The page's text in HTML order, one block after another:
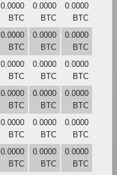
0.0000
BTC
0.0000
BTC
0.0000
BTC
0.0000
BTC
0.0000
BTC
0.0000
BTC
0.0000
BTC
0.0000
BTC
0.0000
BTC
0.0000
BTC
0.0000
BTC
0.0000
BTC
0.0000
BTC
0.0000
BTC
0.0000
BTC
0.0000
BTC
0.0000
BTC
0.0000
BTC